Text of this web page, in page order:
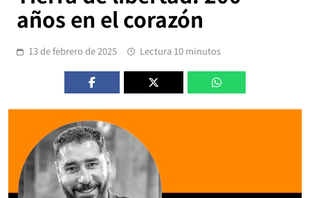
años en el corazón
13 de febrero de 2025 Lectura 10 minutos